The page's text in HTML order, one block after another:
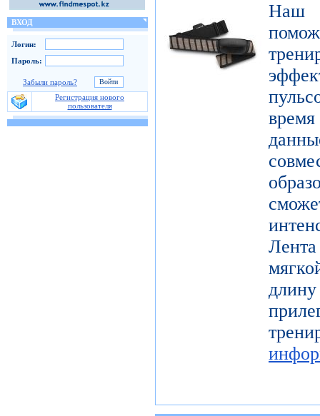
ВХОД
Логин:
Пароль:
Забыли пароль?
Регистрация нового
пользователя
Наш